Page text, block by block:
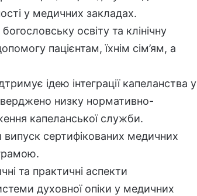
у медичних закладах.
освіту та клінічну
пацієнтам, їхнім сім’ям, а
ідею інтеграції капеланства у
низку нормативно-
капеланської служби.
сертифікованих медичних
та практичні аспекти
духовної опіки у медичних